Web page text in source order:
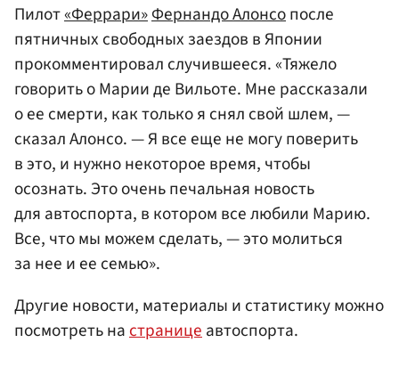
Пилот«Феррари»Фернандо Алонсопосле
пятничных свободных заездов в Японии
прокомментировал случившееся. «Тяжело
говорить о Марии де Вильоте. Мне рассказали
о ее смерти, как только я снял свой шлем, —
сказал Алонсо. — Я все еще не могу поверить
в это, и нужно некоторое время, чтобы
осознать. Это очень печальная новость
для автоспорта, в котором все любили Марию.
Все, что мы можем сделать, — это молиться
за нее и ее семью».
Другие новости, материалы и статистику можно
посмотреть настраницеавтоспорта.